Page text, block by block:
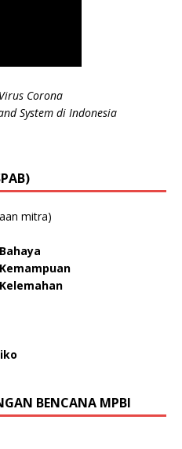
Corona
System di Indonesia
mitra)
BENCANA MPBI